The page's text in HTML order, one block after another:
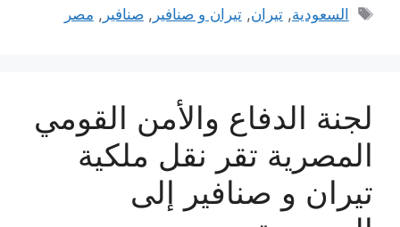
الوسوم
السعودية,تيران,تيران و صنافير ,صنافير , مصر
لجنة الدفاع والأمن القومي
المصرية تقر نقل ملكية
تيران و صنافير إلى